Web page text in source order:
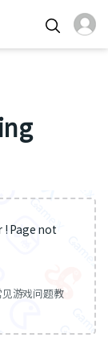
! Page not
游戏问题教